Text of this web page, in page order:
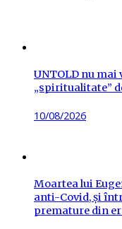
UNTOLD nu mai
„spiritualitate”
Posted
10/08/2026
Moartea lui
anti-Covid, și
premature din